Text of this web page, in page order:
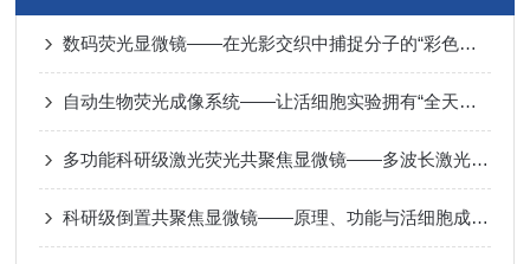
数码荧光显微镜——在光影交织中捕捉分子的“彩色语言”
自动生物荧光成像系统——让活细胞实验拥有“全天候的智能眼睛”
多功能科研级激光荧光共聚焦显微镜——多波长激光共聚焦原理与多维成像应用​
科研级倒置共聚焦显微镜——原理、功能与活细胞成像应用